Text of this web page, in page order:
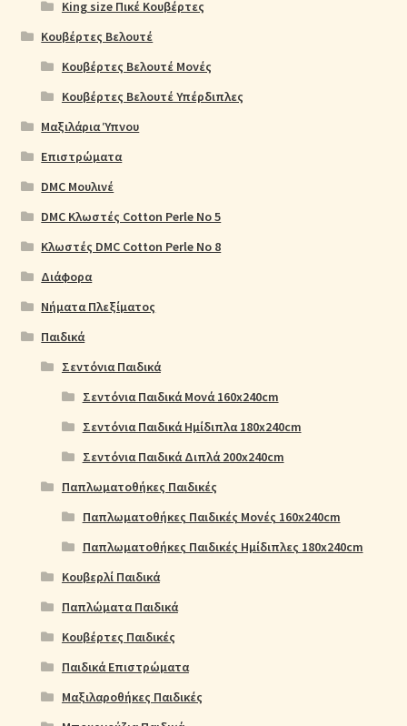
King size Πικέ Κουβέρτες
Κουβέρτες Βελουτέ
Κουβέρτες Βελουτέ Μονές
Κουβέρτες Βελουτέ Υπέρδιπλες
Μαξιλάρια Ύπνου
Επιστρώματα
DMC Μουλινέ
DMC Κλωστές Cotton Perle No 5
Κλωστές DMC Cotton Perle No 8
Διάφορα
Νήματα Πλεξίματος
Παιδικά
Σεντόνια Παιδικά
Σεντόνια Παιδικά Μονά 160x240cm
Σεντόνια Παιδικά Ημίδιπλα 180x240cm
Σεντόνια Παιδικά Διπλά 200x240cm
Παπλωματοθήκες Παιδικές
Παπλωματοθήκες Παιδικές Μονές 160x240cm
Παπλωματοθήκες Παιδικές Ημίδιπλες 180x240cm
Κουβερλί Παιδικά
Παπλώματα Παιδικά
Κουβέρτες Παιδικές
Παιδικά Επιστρώματα
Μαξιλαροθήκες Παιδικές